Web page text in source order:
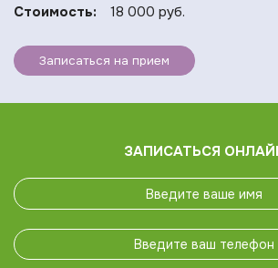
Стоимость: 18 000 руб.
Записаться на прием
ЗАПИСАТЬСЯ